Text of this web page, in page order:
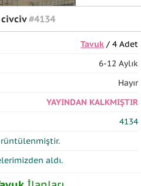
civciv#4134
Tavuk/ 4 Adet
6-12 Aylık
Hayır
YAYINDAN KALKMIŞTIR
4134
aldı.